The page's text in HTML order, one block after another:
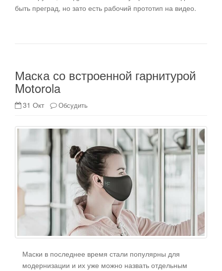
быть преград, но зато есть рабочий прототип на видео.
Маска со встроенной гарнитурой
Motorola
31 Окт Обсудить
Маски в последнее время стали популярны для
модернизации и их уже можно назвать отдельным